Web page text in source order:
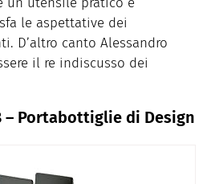
le aspettative dei
D’altro canto Alessandro
il re indiscusso dei
– Portabottiglie di Design